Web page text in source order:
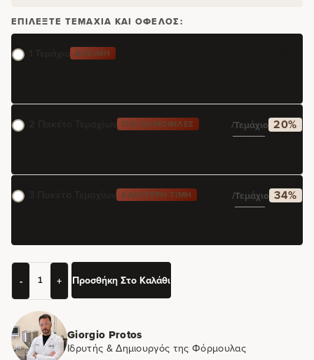
ΕΠΙΛΈΞΤΕ ΤΕΜΆΧΙΑ ΚΑΙ ΌΦΕΛΟΣ:
ΔΟΚΙΜΉ
ΠΙΟ ΔΗΜΟΦΙΛΈΣ €/τεμάχιο 20%
49,80€39,90€
ΚΑΛΎΤΕΡΗ ΤΙΜΉ €/τεμάχιο 34%
74,70€49,80€
- + Προσθήκη Στο Καλάθι
Giorgio Protos
Ιδρυτής & Δημιουργός της Φόρμουλας